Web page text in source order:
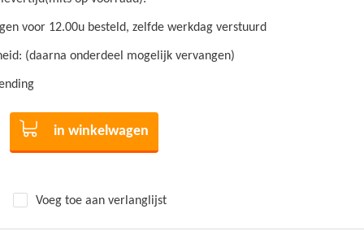
voor 12.00u besteld, zelfde werkdag verstuurd
(daarna onderdeel mogelijk vervangen)
in winkelwagen
Voeg toe aan verlanglijst